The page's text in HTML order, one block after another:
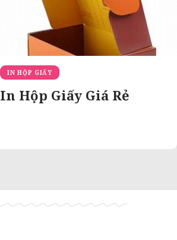
IN HỘP GIẤY
In Hộp Giấy Giá Rẻ